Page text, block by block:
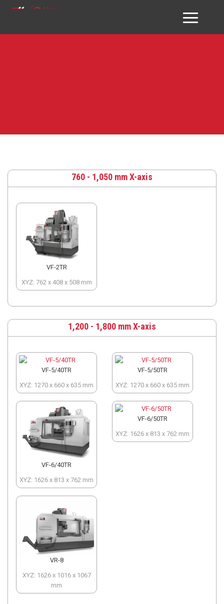
LIÊN HỆ
760 - 1,050 mm X-axis
VF-2TR
XYZ: 762 x 408 x 508 mm
1,200 - 1,800 mm X-axis
VF-5/40TR
XYZ: 1270 x 660 x 635 mm
VF-5/50TR
XYZ: 1270 x 660 x 635 mm
VF-6/40TR
XYZ: 1626 x 813 x 762 mm
VF-6/50TR
XYZ: 1626 x 813 x 762 mm
VR-8
XYZ: 1626 x 1016 x 1067
mm